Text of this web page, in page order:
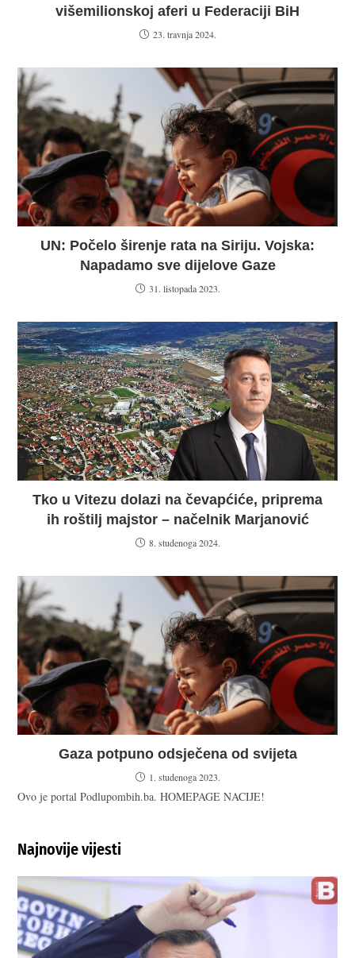
višemilionskoj aferi u Federaciji BiH
23. travnja 2024.
UN: Počelo širenje rata na Siriju. Vojska:
Napadamo sve dijelove Gaze
31. listopada 2023.
Tko u Vitezu dolazi na čevapćiće, priprema
ih roštilj majstor – načelnik Marjanović
8. studenoga 2024.
Gaza potpuno odsječena od svijeta
1. studenoga 2023.
Ovo je portal Podlupombih.ba. HOMEPAGE NACIJE!
Najnovije vijesti